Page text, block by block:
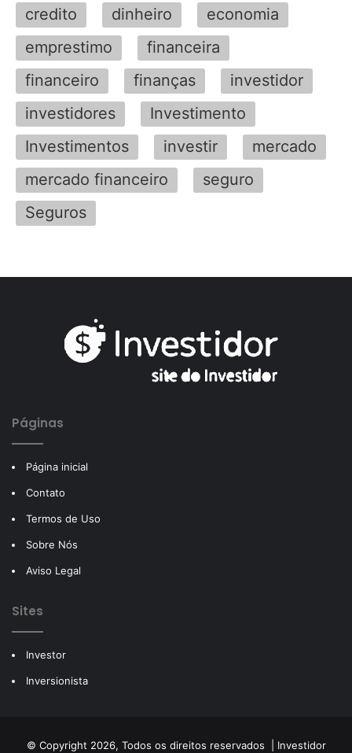
credito
dinheiro
economia
emprestimo
financeira
financeiro
finanças
investidor
investidores
Investimento
Investimentos
investir
mercado
mercado financeiro
seguro
Seguros
Páginas
Página inicial
Contato
Termos de Uso
Sobre Nós
Aviso Legal
Sites
Investor
Inversionista
© Copyright 2026, Todos os direitos reservados | Investidor